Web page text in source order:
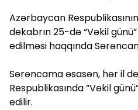
Azərbaycan
dekabrın 25-də “Vəkil
edilməsi haqqında
Sərəncama əsasən, hər il
Respublikasında “Vəkil
edilir.